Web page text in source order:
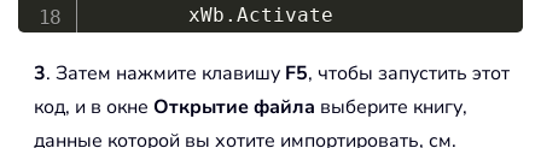
        xWb
. Activate
        xRng1
.Copy xRng2
        xRng2
.CurrentRegion.
        xAddWb
3. Затем нажмите клавишу F5, чтобы запустить этот
код, и в окне Открытие файла выберите книгу,
данные которой вы хотите импортировать, см.